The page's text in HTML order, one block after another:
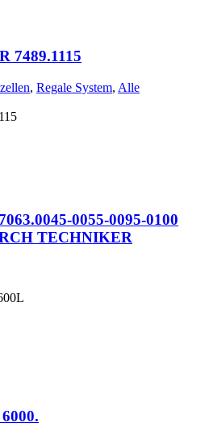
7489.1115
, Regale System, Alle
0055-0095-0100
TECHNIKER